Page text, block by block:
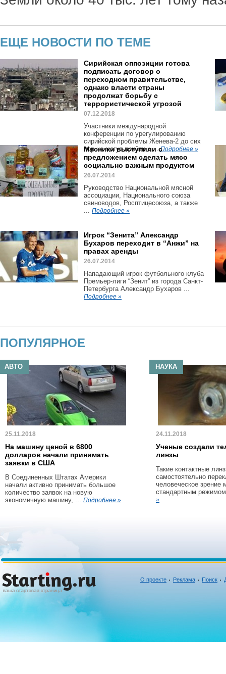
ЕЩЕ НОВОСТИ ПО ТЕМЕ
Сирийская оппозиции готова
подписать договор о
переходном правительстве,
однако власти страны
продолжат борьбу с
террористической угрозой
07.12.2018
Участники международной
конференции по урегулированию
сирийской проблемы Женева-2 до сих
пор не могут прийти к ...Подробнее »
Мясники выступили с
предложением сделать мясо
социально важным продуктом
26.07.2014
Руководство Национальной мясной
ассоциации, Национального союза
свиноводов, Росптицесоюза, а также
... Подробнее »
Игрок “Зенита” Александр
Бухаров переходит в “Анжи” на
правах аренды
26.07.2014
Нападающий игрок футбольного клуба
Премьер-лиги “Зенит” из города Санкт-
Петербурга Александр Бухаров ...
Подробнее »
ПОПУЛЯРНОЕ
АВТО
25.11.2018
На машину ценой в 6800
долларов начали принимать
заявки в США
В Соединенных Штатах Америки
начали активно принимать большое
количество заявок на новую
экономичную машину, ... Подробнее »
НАУКА
24.11.2018
Ученые создали
линзы
Такие контактные
самостоятельно
человеческое зрение
стандартным
»
О проекте Реклама Поиск